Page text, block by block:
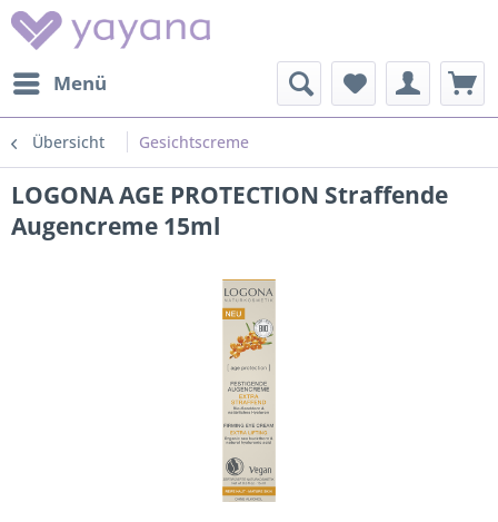
Menü
Übersicht Gesichtscreme
LOGONA AGE PROTECTION Straffende
Augencreme 15ml